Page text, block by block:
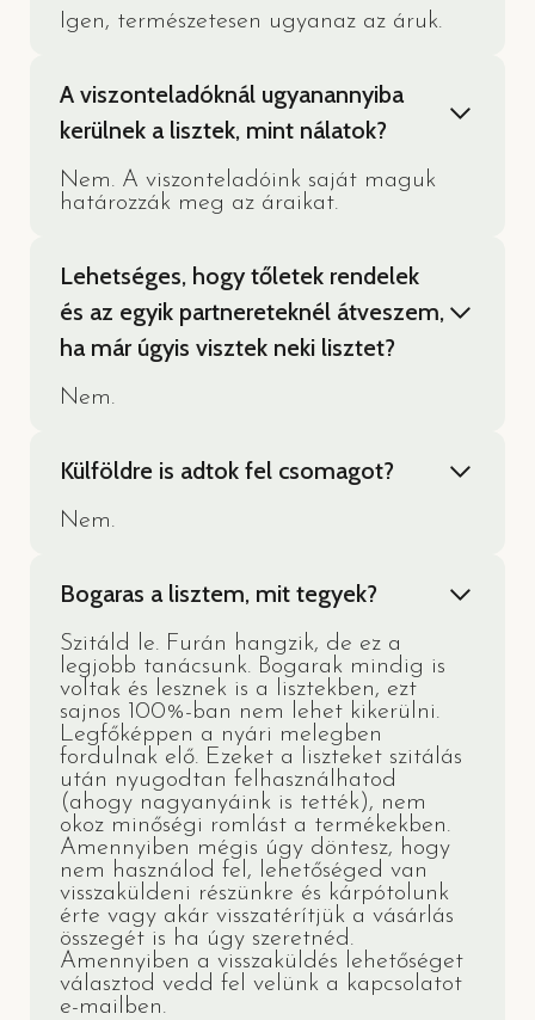
Igen, természetesen ugyanaz az áruk.
A viszonteladóknál ugyanannyiba
kerülnek a lisztek, mint nálatok?
Nem. A viszonteladóink saját maguk
határozzák meg az áraikat.
Lehetséges, hogy tőletek rendelek
és az egyik partnereteknél átveszem,
ha már úgyis visztek neki lisztet?
Nem.
Külföldre is adtok fel csomagot?
Nem.
Bogaras a lisztem, mit tegyek?
Szitáld le. Furán hangzik, de ez a
legjobb tanácsunk. Bogarak mindig is
voltak és lesznek is a lisztekben, ezt
sajnos 100%-ban nem lehet kikerülni.
Legfőképpen a nyári melegben
fordulnak elő. Ezeket a liszteket szitálás
után nyugodtan felhasználhatod
(ahogy nagyanyáink is tették), nem
okoz minőségi romlást a termékekben.
Amennyiben mégis úgy döntesz, hogy
nem használod fel, lehetőséged van
visszaküldeni részünkre és kárpótolunk
érte vagy akár visszatérítjük a vásárlás
összegét is ha úgy szeretnéd.
Amennyiben a visszaküldés lehetőséget
választod vedd fel velünk a kapcsolatot
e-mailben.